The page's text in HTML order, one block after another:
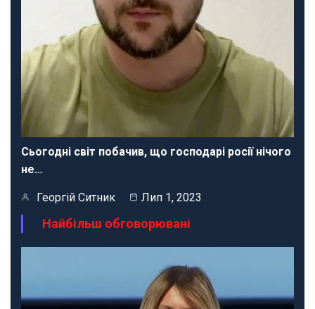
Сьогодні світ побачив, що господарі росії нічого
не…
Георгій Ситник Лип 1, 2023
Найбільш обговорювані